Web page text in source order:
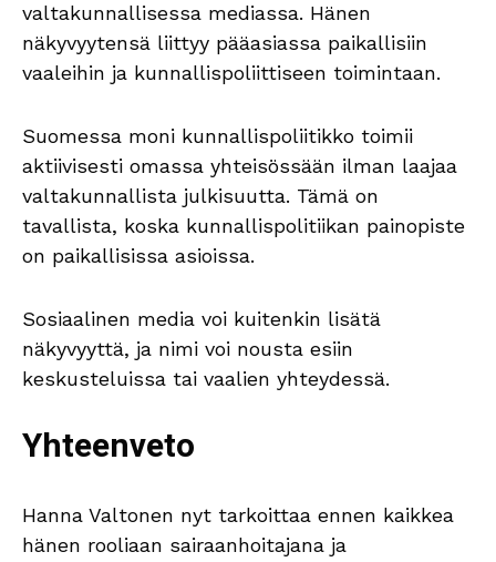
valtakunnallisessa mediassa. Hänen
näkyvyytensä liittyy pääasiassa paikallisiin
vaaleihin ja kunnallispoliittiseen toimintaan.
Suomessa moni kunnallispoliitikko toimii
aktiivisesti omassa yhteisössään ilman laajaa
valtakunnallista julkisuutta. Tämä on
tavallista, koska kunnallispolitiikan painopiste
on paikallisissa asioissa.
Sosiaalinen media voi kuitenkin lisätä
näkyvyyttä, ja nimi voi nousta esiin
keskusteluissa tai vaalien yhteydessä.
Yhteenveto
Hanna Valtonen nyt tarkoittaa ennen kaikkea
hänen rooliaan sairaanhoitajana ja